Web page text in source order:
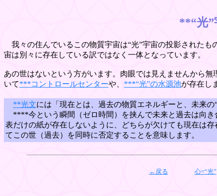
**“光”
我々の住んでいるこの物質宇宙は“光”宇宙の投影されたも
宙は別々に存在している訳ではなく一体となっています。
あの世はないという方がいます。肉眼では見えませんから
いて***コントロールセンターや、 ***“光”の水源池が存在し
**光文には「現在とは、過去の物質エネルギーと、未来
****今という瞬間（ゼロ時間）を挟んで未来と過去は向き
表だけの紙が存在しないように、どちらが欠けても現在は
てこの世（過去）を同時に否定することを意味します。
←戻る 心=“光”